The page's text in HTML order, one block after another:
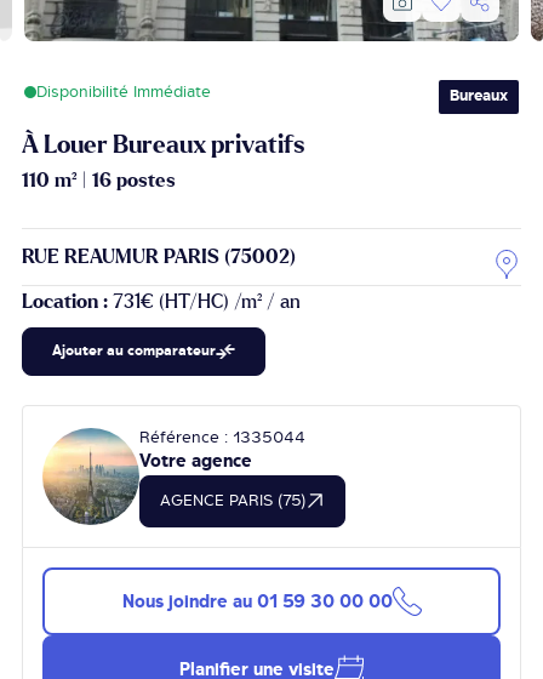
Disponibilité Immédiate Bureaux
À Louer Bureaux privatifs
110 m²| 16 postes
RUE REAUMUR PARIS (75002)
Location : 731€ (HT/HC) /m² / an
Ajouter au comparateur
Référence : 1335044
Votre agence
AGENCE PARIS (75)
Nous joindre au 01 59 30 00 00
Planifier une visite